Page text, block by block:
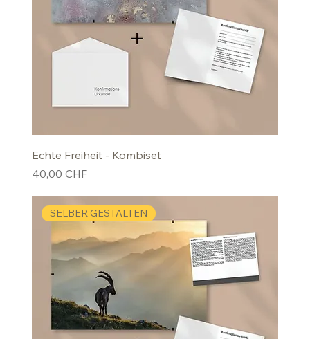
Echte Freiheit - Kombiset
Preis
40,00 CHF
SELBER GESTALTEN